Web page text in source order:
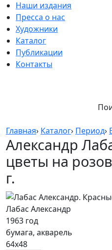
Наши издания
Пресса о нас
Художники
Каталог
Публикации
Контакты
Главная› Каталог› Период›
Александр
цветы на
г.
Лабас Александр
1963 год
бумага, акварель
64х48